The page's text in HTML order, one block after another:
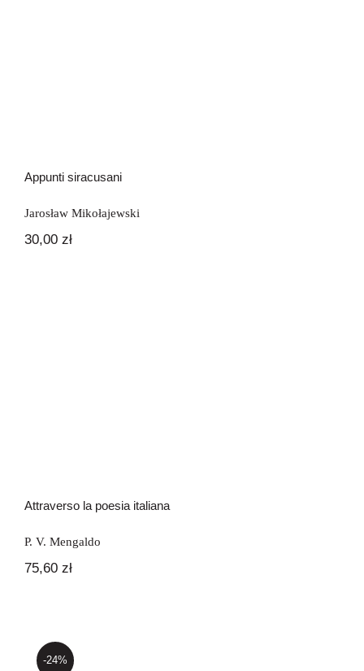
Appunti siracusani
Jarosław Mikołajewski
30,00 zł
Attraverso la poesia italiana
P. V. Mengaldo
75,60 zł
-24%